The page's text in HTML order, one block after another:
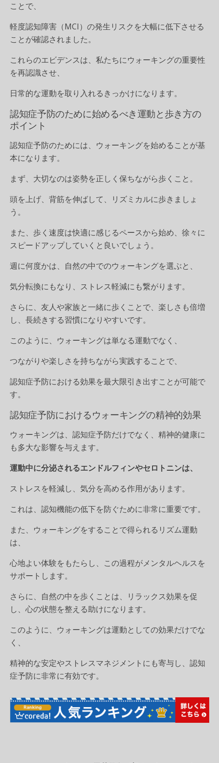
ことで、
軽度認知障害（MCI）の発生リスクを大幅に低下させる
ことが確認されました。
これらのエビデンスは、私たちにウォーキングの重要性
を再認識させ、
日常的な運動を取り入れるきっかけになります。
認知症予防のために始めるべき運動と歩き方の
ポイント
認知症予防のためには、ウォーキングを始めることが基
本になります。
まず、大切なのは姿勢を正しく保ちながら歩くこと。
頭を上げ、背筋を伸ばして、リズミカルに歩きましょ
う。
また、歩く速度は快適に感じるペースから始め、徐々に
スピードアップしていくと良いでしょう。
週に何度かは、自然の中でのウォーキングを選ぶと、
気分転換にもなり、ストレス軽減にも繋がります。
さらに、友人や家族と一緒に歩くことで、楽しさも倍増
し、長続きする習慣になりやすいです。
このように、ウォーキングは単なる運動でなく、
つながりや楽しさを持ちながら実践することで、
認知症予防における効果を最大限引き出すことが可能で
す。
認知症予防におけるウォーキングの精神的効果
ウォーキングは、認知症予防だけでなく、精神的健康に
も多大な影響を与えます。
運動中に分泌されるエンドルフィンやセロトニンは、
ストレスを軽減し、気分を高める作用があります。
これは、認知機能の低下を防ぐために非常に重要です。
また、ウォーキングをすることで得られるリズム運動
は、
心地よい体験をもたらし、この過程がメンタルヘルスを
サポートします。
さらに、自然の中を歩くことは、リラックス効果を促
し、心の状態を整える助けになります。
このように、ウォーキングは運動としての効果だけでな
く、
精神的な安定やストレスマネジメントにも寄与し、認知
症予防に非常に有効です。